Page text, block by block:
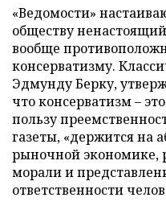
«Ведомости»
обществу
вообще
консерватизму.
Эдмунду Берку,
что консерватизм –
пользу
газеты, «держится на
рыночной экономике,
морали и
ответственности